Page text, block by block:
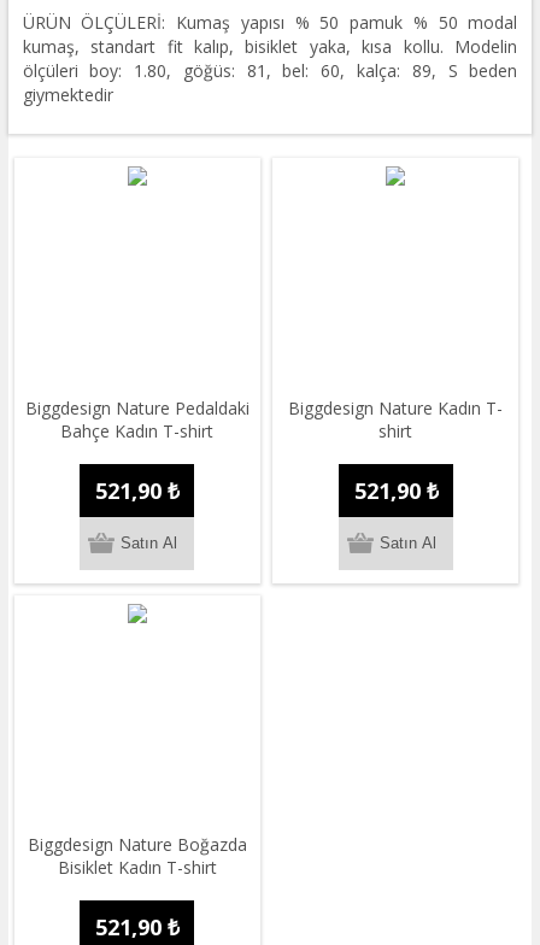
ÜRÜN ÖLÇÜLERİ: Kumaş yapısı % 50 pamuk % 50 modal
kumaş, standart fit kalıp, bisiklet yaka, kısa kollu. Modelin
ölçüleri boy: 1.80, göğüs: 81, bel: 60, kalça: 89, S beden
giymektedir
Biggdesign Nature Pedaldaki
Bahçe Kadın T-shirt
521,90 ₺
Biggdesign Nature Kadın T-
shirt
521,90 ₺
Biggdesign Nature Boğazda
Bisiklet Kadın T-shirt
521,90 ₺